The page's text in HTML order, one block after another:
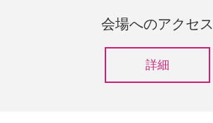
会場へのアクセス
詳細